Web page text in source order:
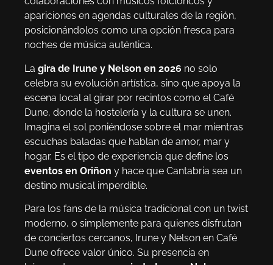
apariciones en agendas culturales de la región,
posicionándolos como una opción fresca para
noches de música auténtica.
La gira de Irune y Nelson en 2026 no solo
celebra su evolución artística, sino que apoya la
escena local al girar por recintos como el Café
Dune, donde la hostelería y la cultura se unen.
Imagina el sol poniéndose sobre el mar mientras
escuchas baladas que hablan de amor, mar y
hogar. Es el tipo de experiencia que define los
eventos en Oriñon y hace que Cantabria sea un
destino musical imperdible.
Para los fans de la música tradicional con un twist
moderno, o simplemente para quienes disfrutan
de conciertos cercanos, Irune y Nelson en Café
Dune ofrece valor único. Su presencia en